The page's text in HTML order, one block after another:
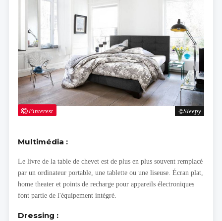
Sleepy
Pinterest
Multimédia :
Le livre de la table de chevet est de plus en plus souvent remplacé
par un ordinateur portable, une tablette ou une liseuse. Écran plat,
home theater et points de recharge pour appareils électroniques
font partie de l'équipement intégré.
Dressing :